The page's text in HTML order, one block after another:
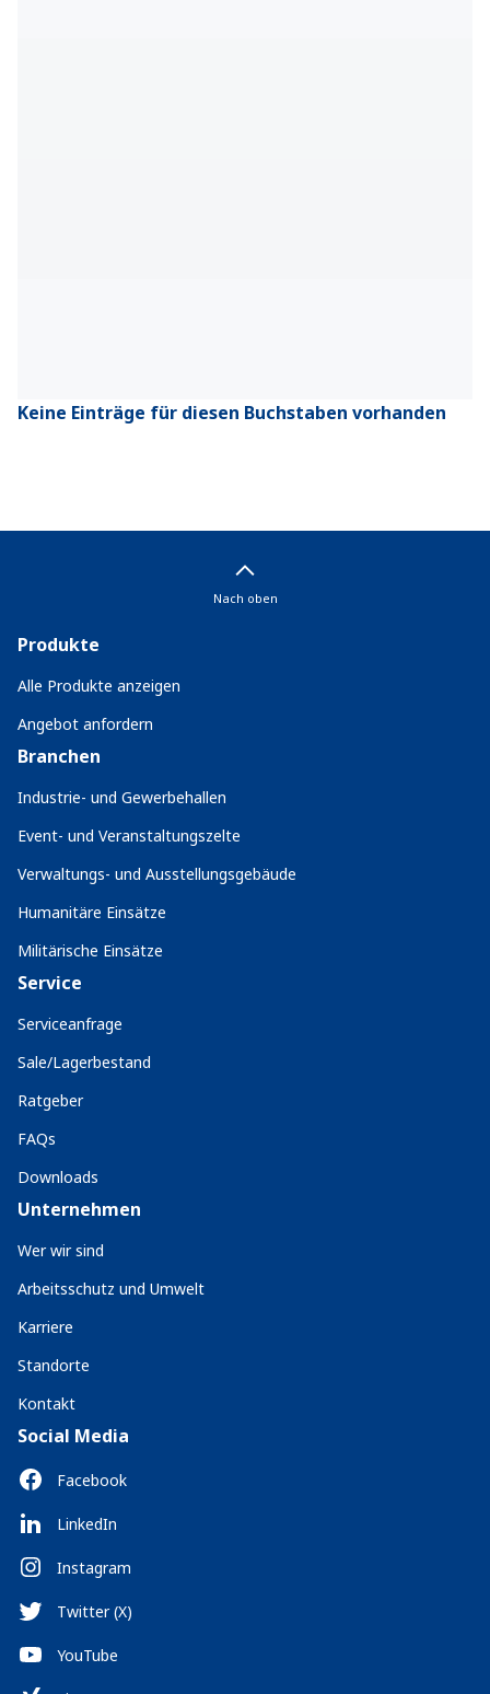
Keine Einträge für diesen Buchstaben vorhanden
Nach oben
Produkte
Alle Produkte anzeigen
Angebot anfordern
Branchen
Industrie- und Gewerbehallen
Event- und Veranstaltungszelte
Verwaltungs- und Ausstellungsgebäude
Humanitäre Einsätze
Militärische Einsätze
Service
Serviceanfrage
Sale/Lagerbestand
Ratgeber
FAQs
Downloads
Unternehmen
Wer wir sind
Arbeitsschutz und Umwelt
Karriere
Standorte
Kontakt
Social Media
Facebook
LinkedIn
Instagram
Twitter (X)
YouTube